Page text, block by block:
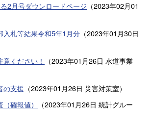
2月号ダウンロードページ （2023年02月01
入札等結果令和5年1月分 （2023年01月30日
ください！
（2023年01月26日 水道事業
の支援 （2023年01月26日 災害対策室）
確報値）
（2023年01月26日 統計グルー